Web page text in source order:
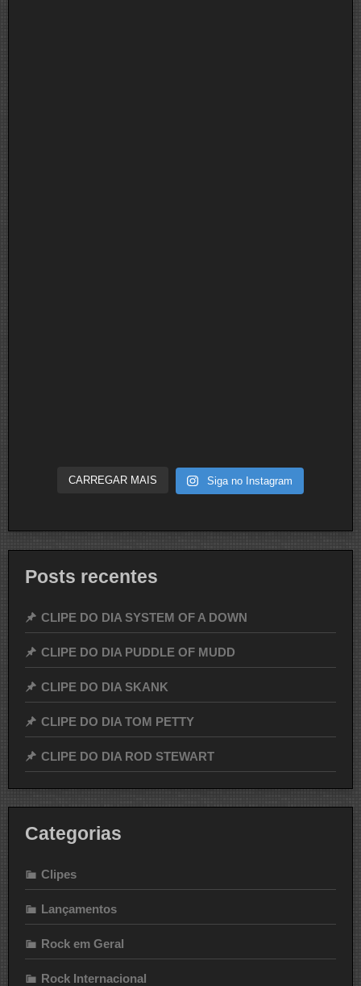
CARREGAR MAIS Siga no Instagram
Posts recentes
CLIPE DO DIA SYSTEM OF A DOWN
CLIPE DO DIA PUDDLE OF MUDD
CLIPE DO DIA SKANK
CLIPE DO DIA TOM PETTY
CLIPE DO DIA ROD STEWART
Categorias
Clipes
Lançamentos
Rock em Geral
Rock Internacional